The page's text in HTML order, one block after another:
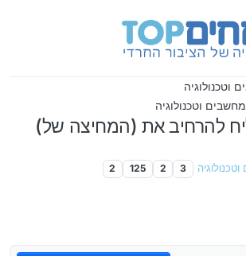
וטכנולוגיה
וטכנולוגיה
להרחיב את (המחיצה של)
3
2
125
2